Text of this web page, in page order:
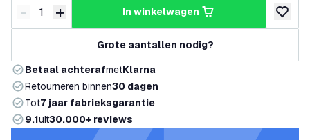
Verminder hoeveelheid
- Verhoog hoeveelheid
+ in winkelwagen
Grote aantallen nodig?
Betaal achterafmetKlarna
Retourneren binnen30 dagen
Tot7 jaar fabrieksgarantie
9.1uit30.000+ reviews